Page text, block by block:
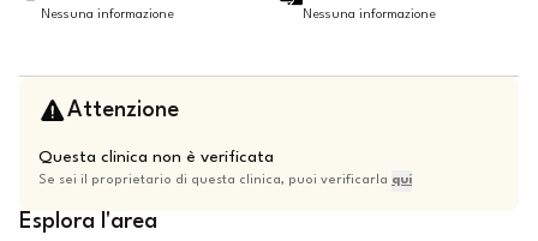
Nessuna informazione Nessuna informazione
Attenzione
Questa clinica non è verificata
Se sei il proprietario di questa clinica, puoi verificarla qui
Esplora l'area